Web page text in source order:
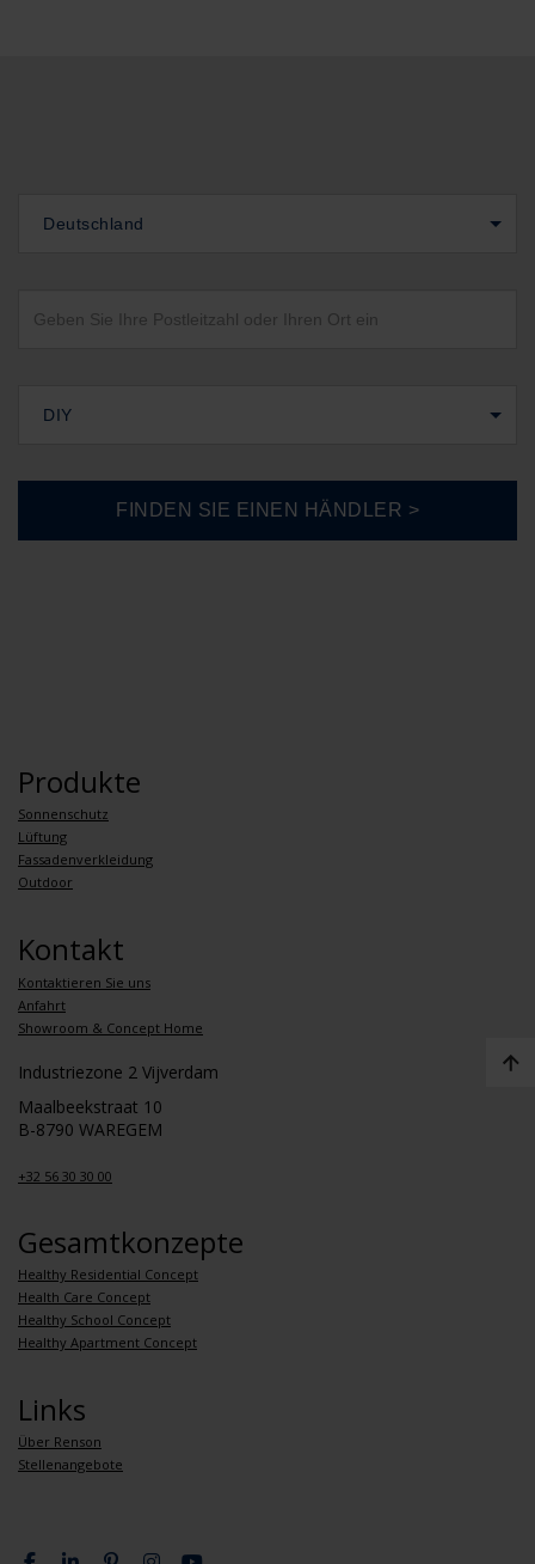
Deutschland
DIY
Produkte
Sonnenschutz
Lüftung
Fassadenverkleidung
Outdoor
Kontakt
Kontaktieren Sie uns
Anfahrt
Showroom & Concept Home
Industriezone 2 Vijverdam
Maalbeekstraat 10
B-8790 WAREGEM
+32 56 30 30 00
Gesamtkonzepte
Healthy Residential Concept
Health Care Concept
Healthy School Concept
Healthy Apartment Concept
Links
Über Renson
Stellenangebote